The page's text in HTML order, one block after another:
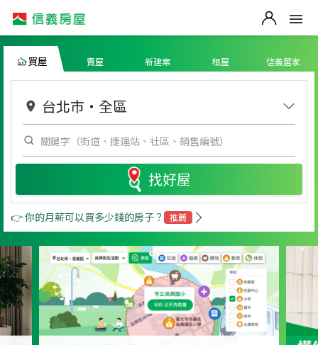
買屋 賣屋 新建案 租屋 信義居家
台北市 ・ 全區
找好屋
👉 你的月薪可以買多少錢的房子？ 推薦